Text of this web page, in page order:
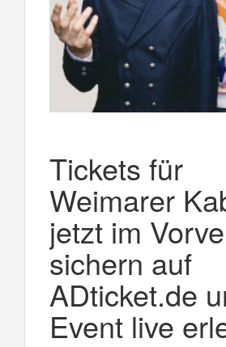
Tickets für
Weimarer
jetzt im
sichern auf
ADticket.de
Event live